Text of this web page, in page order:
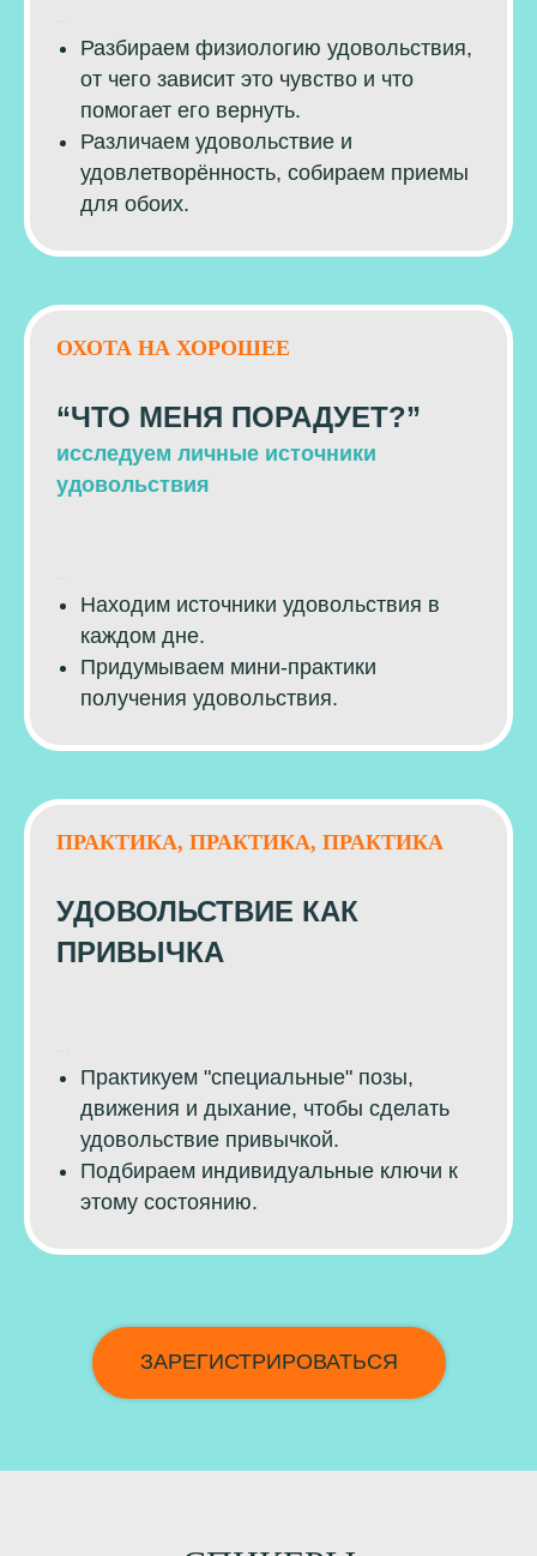
Разбираем физиологию удовольствия,
от чего зависит это чувство и что
помогает его вернуть.
Различаем удовольствие и
удовлетворённость, собираем приемы
для обоих.
ОХОТА НА ХОРОШЕЕ
“ЧТО МЕНЯ ПОРАДУЕТ?”
исследуем личные источники
удовольствия
Находим источники удовольствия в
каждом дне.
Придумываем мини-практики
получения удовольствия.
ПРАКТИКА, ПРАКТИКА, ПРАКТИКА
УДОВОЛЬСТВИЕ КАК
ПРИВЫЧКА
Практикуем "специальные" позы,
движения и дыхание, чтобы сделать
удовольствие привычкой.
Подбираем индивидуальные ключи к
этому состоянию.
ЗАРЕГИСТРИРОВАТЬСЯ